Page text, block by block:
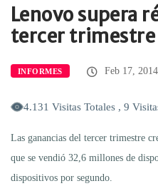
Home
Informes
Lenovo supera
tercer trimestre
INFORMES Feb 17, 2014
4.131 Visitas Totales , 9
Las ganancias del tercer trimestre
que se vendió 32,6 millones de
dispositivos por segundo.